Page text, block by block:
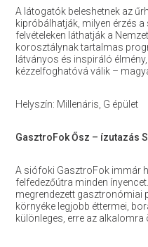
A látogatók beleshetnek az
kipróbálhatják, milyen érzés
felvételeken láthatják a
korosztálynak tartalmas
látványos és inspiráló
kézzelfoghatóvá válik –
Helyszín: Millenáris, G épület
GasztroFok Ősz – ízutazás
A siófoki GasztroFok immár
felfedezőútra minden
megrendezett gasztronómiai
környéke legjobb éttermei,
különleges, erre az